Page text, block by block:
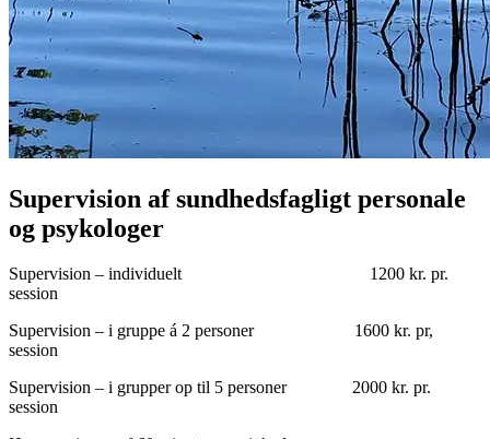
Supervision af sundhedsfagligt personale
og psykologer
Supervision – individuelt 1200 kr. pr.
session
Supervision – i gruppe á 2 personer 1600 kr. pr,
session
Supervision – i grupper op til 5 personer 2000 kr. pr.
session